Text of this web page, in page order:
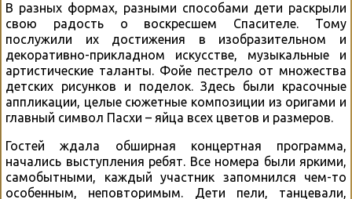
В разных формах, разными способами дети раскрыли
свою радость о воскресшем Спасителе. Тому
послужили их достижения в изобразительном и
декоративно-прикладном искусстве, музыкальные и
артистические таланты. Фойе пестрело от множества
детских рисунков и поделок. Здесь были красочные
аппликации, целые сюжетные композиции из оригами и
главный символ Пасхи – яйца всех цветов и размеров.
Гостей ждала обширная концертная программа,
начались выступления ребят. Все номера были яркими,
самобытными, каждый участник запомнился чем-то
особенным, неповторимым. Дети пели, танцевали,